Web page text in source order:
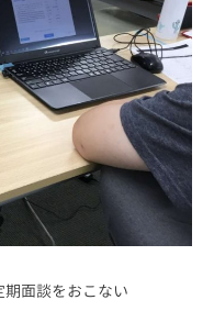
面談をおこない